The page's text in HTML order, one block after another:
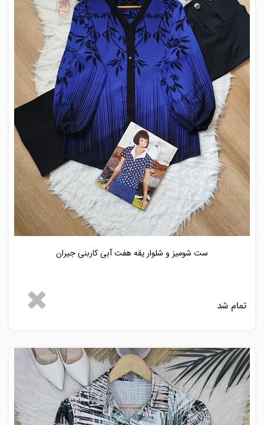
ست شومیز و شلوار یقه هفت آبی کاربنی جیران
تمام شد